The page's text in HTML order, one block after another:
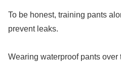
To be honest, training pants
prevent leaks.
Wearing waterproof pants